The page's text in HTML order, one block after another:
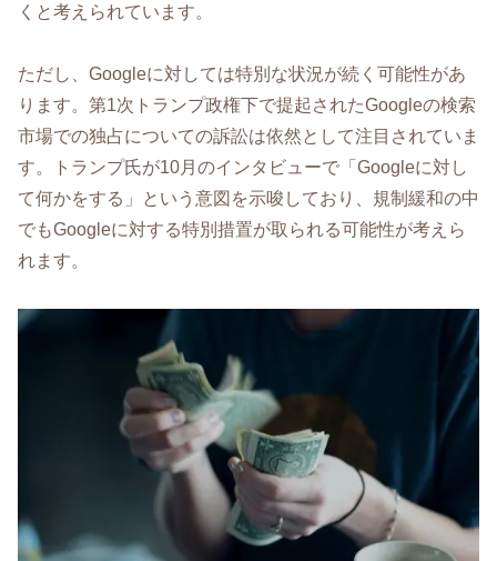
くと考えられています。
ただし、Googleに対しては特別な状況が続く可能性があ
ります。第1次トランプ政権下で提起されたGoogleの検索
市場での独占についての訴訟は依然として注目されていま
す。トランプ氏が10月のインタビューで「Googleに対し
て何かをする」という意図を示唆しており、規制緩和の中
でもGoogleに対する特別措置が取られる可能性が考えら
れます。